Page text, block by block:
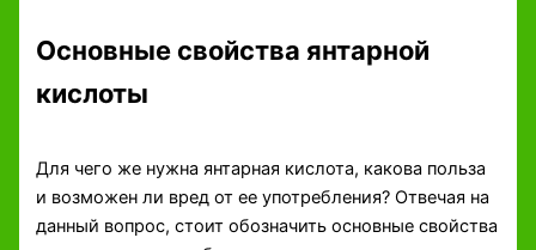
Основные свойства янтарной
кислоты
Для чего же нужна янтарная кислота, какова польза
и возможен ли вред от ее употребления? Отвечая на
данный вопрос, стоит обозначить основные свойства